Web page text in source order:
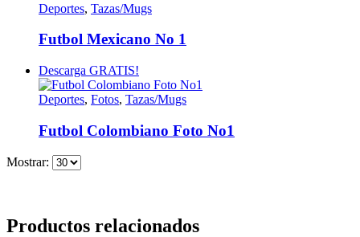
Deportes, Tazas/Mugs
Futbol Mexicano No 1
Descarga GRATIS!
Deportes, Fotos, Tazas/Mugs
Futbol Colombiano Foto No1
Mostrar:
Productos relacionados